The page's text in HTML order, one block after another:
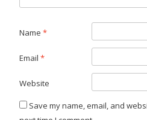
Name *
Email *
Website
Save my name, email, and